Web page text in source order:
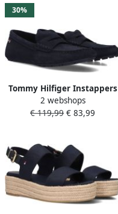
30%
Tommy Hilfiger Instappers
FLAG SOFT SUEDE DRIVER
LOAFER instapschoen
modieuze decoratieve
sluiting
2 webshops
€ 119,99 € 83,99